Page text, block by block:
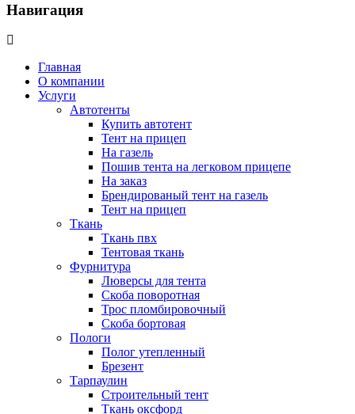
Навигация
Главная
О компании
Услуги
Автотенты
Купить автотент
Тент на прицеп
На газель
Пошив тента на легковом прицепе
На заказ
Брендированый тент на газель
Тент на прицеп
Ткань
Ткань пвх
Тентовая ткань
Фурнитура
Люверсы для тента
Скоба поворотная
Трос пломбировочный
Скоба бортовая
Пологи
Полог утепленный
Брезент
Тарпаулин
Строительный тент
Ткань оксфорд